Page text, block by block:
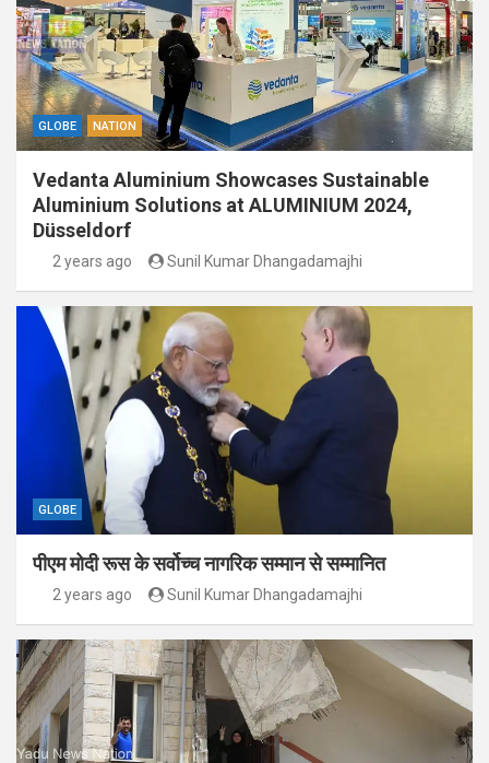
GLOBE NATION
Vedanta Aluminium Showcases Sustainable
Aluminium Solutions at ALUMINIUM 2024,
Düsseldorf
2 years ago Sunil Kumar Dhangadamajhi
GLOBE
पीएम मोदी रूस के सर्वोच्च नागरिक सम्मान से सम्मानित
2 years ago Sunil Kumar Dhangadamajhi